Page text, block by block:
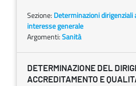
Sezione: Determinazioni
interesse generale
Argomenti:Sanità
DETERMINAZIONE DEL
ACCREDITAMENTO E